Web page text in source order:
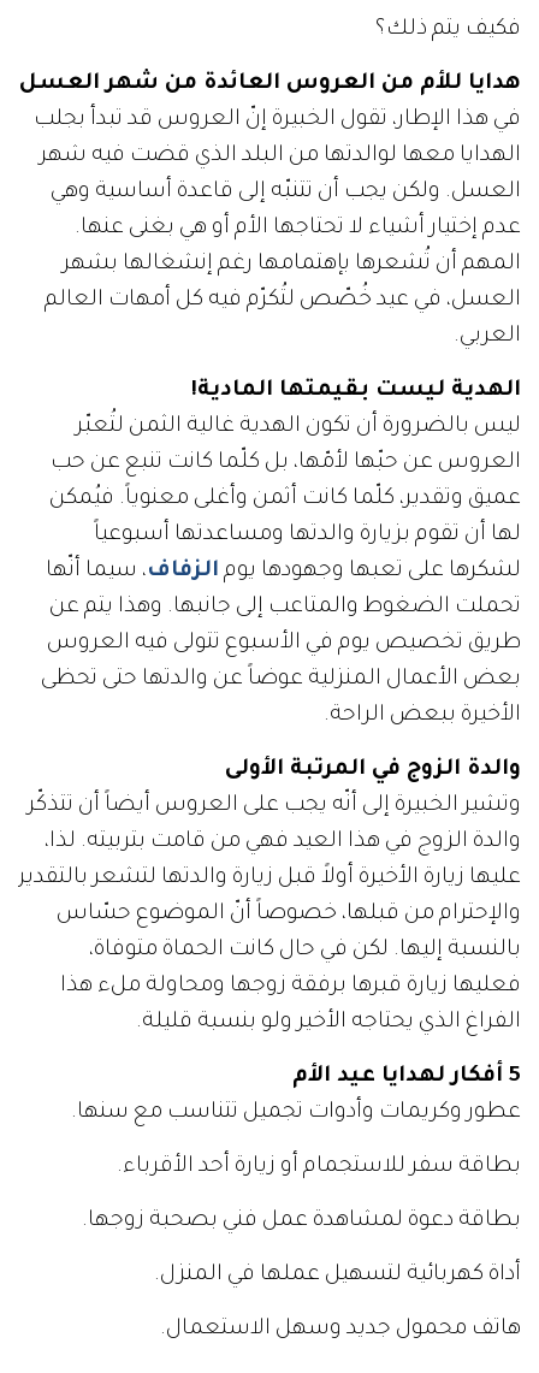
فكيف يتم ذلك؟
هدايا للأم من العروس العائدة من شهر العسل
في هذا الإطار، تقول الخبيرة إنّ العروس قد تبدأ بجلب
الهدايا معها لوالدتها من البلد الذي قضت فيه شهر
العسل. ولكن يجب أن تتنبّه إلى قاعدة أساسية وهي
عدم إختيار أشياء لا تحتاجها الأم أو هي بغنى عنها.
المهم أن تُشعرها بإهتمامها رغم إنشغالها بشهر
العسل، في عيد خُصّص لتُكرّم فيه كل أمهات العالم
العربي.
الهدية ليست بقيمتها المادية!
ليس بالضرورة أن تكون الهدية غالية الثمن لتُعبّر
العروس عن حبّها لأمّها، بل كلّما كانت تنبع عن حب
عميق وتقدير، كلّما كانت أثمن وأغلى معنوياً. فيُمكن
لها أن تقوم بزيارة والدتها ومساعدتها أسبوعياً
لشكرها على تعبها وجهودها يوم الزفاف، سيما أنّها
تحملت الضغوط والمتاعب إلى جانبها. وهذا يتم عن
طريق تخصيص يوم في الأسبوع تتولى فيه العروس
بعض الأعمال المنزلية عوضاً عن والدتها حتى تحظى
الأخيرة ببعض الراحة.
والدة الزوج في المرتبة الأولى
وتشير الخبيرة إلى أنّه يجب على العروس أيضاً أن تتذكّر
والدة الزوج في هذا العيد فهي من قامت بتربيته. لذا،
عليها زيارة الأخيرة أولاً قبل زيارة والدتها لتشعر بالتقدير
والإحترام من قبلها، خصوصاً أنّ الموضوع حسّاس
بالنسبة إليها. لكن في حال كانت الحماة متوفاة،
فعليها زيارة قبرها برفقة زوجها ومحاولة ملء هذا
الفراغ الذي يحتاجه الأخير ولو بنسبة قليلة.
5 أفكار لهدايا عيد الأم
عطور وكريمات وأدوات تجميل تتناسب مع سنها.
بطاقة سفر للاستجمام أو زيارة أحد الأقرباء.
بطاقة دعوة لمشاهدة عمل فني بصحبة زوجها.
أداة كهربائية لتسهيل عملها في المنزل.
هاتف محمول جديد وسهل الاستعمال.